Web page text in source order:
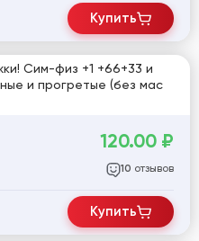
Купить
Сим-физ +1 +66+33 и
и прогретые (без мас
120.00 ₽
10 отзывов
Купить